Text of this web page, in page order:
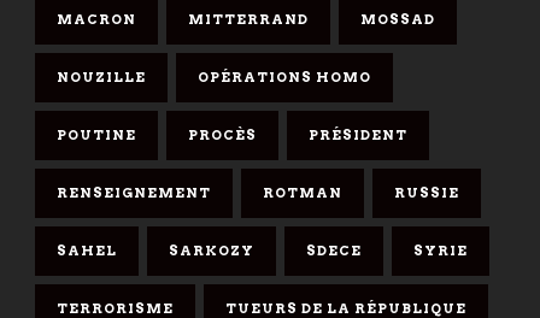
MACRON MITTERRAND MOSSAD
NOUZILLE OPÉRATIONS HOMO
POUTINE PROCÈS PRÉSIDENT
RENSEIGNEMENT ROTMAN RUSSIE
SAHEL SARKOZY SDECE SYRIE
TERRORISME TUEURS DE LA RÉPUBLIQUE